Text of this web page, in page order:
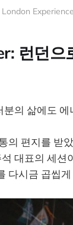
런던으
의 삶에도
의 편지를 받
대표의 세션
다시금 곱씹